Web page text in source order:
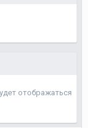
отображаться